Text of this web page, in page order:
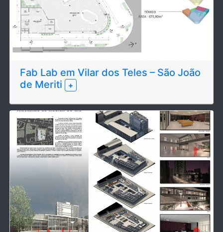
Fab Lab em Vilar dos Teles – São João
de Meriti
+